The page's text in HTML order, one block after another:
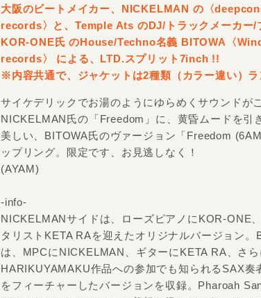
大阪のビートメイカー、NICKELMAN の〈
records〉と、Temple Ats のDJ/ トラックメーカー/
KOR-ONE氏 のHouse/Techno名義 BITOWA〈
records〉 による、LTD.スプリット7inch !!
※内容共通で、ジャケットは2種類（カラー違い）ラ
サイケデリックでお湯のようにゆらめくサウンドが
NICKELMAN氏の「Freedom」に、黄昏ムードを引
美しい、BITOWA氏のヴァージョン「Freedom
ップリング。限定です、お見逃しなく！
(AYAM)
-info-
NICKELMANサイドは、ローズピアノにKOR-ONE
タリストKETA RAを迎えたオリジナルバージョン。
は、MPCにNICKELMAN、ギターにKETA RA、さ
HARIKUYAMAKU作品への参加でも知られるSAX奏
をフィーチャーしたバージョンを収録。Pharoah